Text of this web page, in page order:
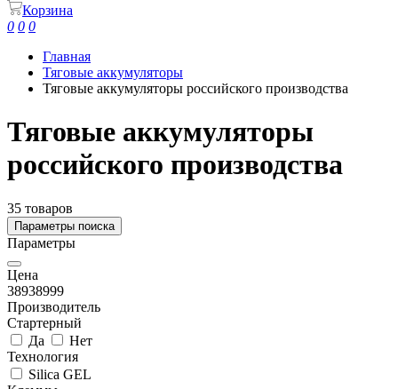
Корзина
0 0 0
Главная
Тяговые аккумуляторы
Тяговые аккумуляторы российского производства
Тяговые аккумуляторы
российского производства
35 товаров
Параметры поиска
Параметры
Цена
38938999
Производитель
Стартерный
Да
Нет
Технология
Silica GEL